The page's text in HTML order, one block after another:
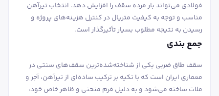
فولادی می‌تواند بار مرده سقف را افزایش دهد. انتخاب تیرآهن
مناسب و توجه به کیفیت متریال در کنترل هزینه‌های پروژه و
رسیدن به نتیجه مطلوب بسیار تأثیرگذار است.
جمع بندی
سقف طاق ضربی یکی از شناخته‌شده‌ترین سقف‌های سنتی در
معماری ایران است که با تکیه بر ترکیب ساده‌ای از تیرآهن، آجر و
ملات ساخته می‌شود و به دلیل فرم منحنی و ظاهر خاص خود،